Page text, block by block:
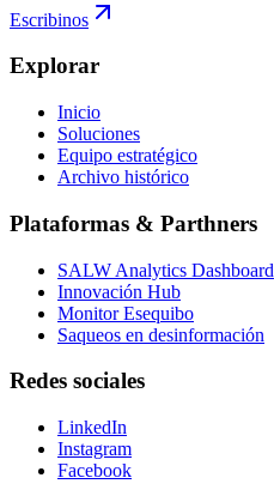
Escribinos
Explorar
Inicio
Soluciones
Equipo estratégico
Archivo histórico
Plataformas & Parthners
SALW Analytics Dashboard
Innovación Hub
Monitor Esequibo
Saqueos en desinformación
Redes sociales
LinkedIn
Instagram
Facebook